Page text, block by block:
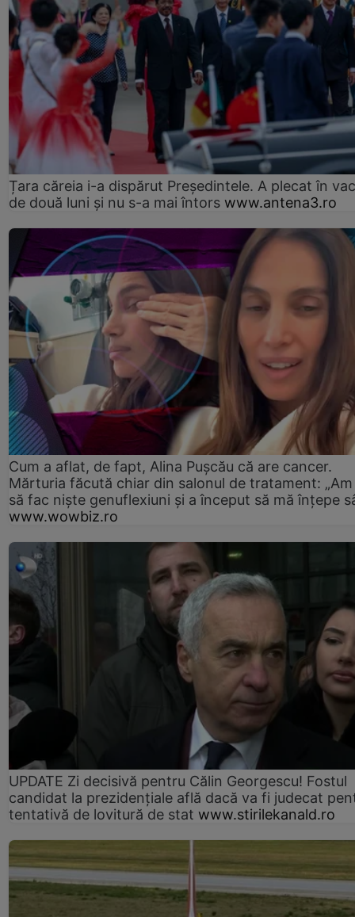
Țara căreia i-a dispărut Președintele. A plecat în
de două luni și nu s-a mai întors www.antena3.ro
Cum a aflat, de fapt, Alina Pușcău că are cancer.
Mărturia făcută chiar din salonul de tratament:
să fac niște genuflexiuni și a început să mă înțepe
www.wowbiz.ro
UPDATE Zi decisivă pentru Călin Georgescu! Fostul
candidat la prezidențiale află dacă va fi judecat
tentativă de lovitură de stat www.stirilekanald.ro